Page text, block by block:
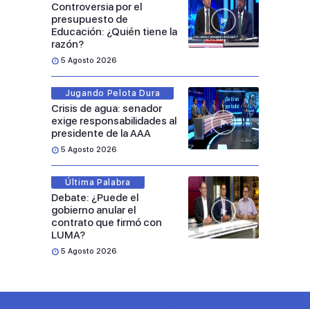
Controversia por el
presupuesto de
Educación: ¿Quién tiene la
razón?
5 Agosto 2026
Jugando Pelota Dura
Crisis de agua: senador
exige responsabilidades al
presidente de la AAA
5 Agosto 2026
Última Palabra
Debate: ¿Puede el
gobierno anular el
contrato que firmó con
LUMA?
5 Agosto 2026